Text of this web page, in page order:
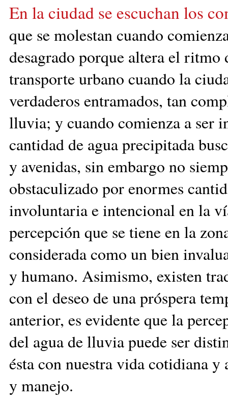
En la ciudad se escuchan los
que se molestan cuando
desagrado porque altera el
transporte urbano cuando la
verdaderos entramados, tan
lluvia; y cuando comienza a ser
cantidad de agua precipitada
y avenidas, sin embargo no
obstaculizado por enormes
involuntaria e intencional en la
percepción que se tiene en la
considerada como un bien
y humano. Asimismo, existen
con el deseo de una próspera
anterior, es evidente que la
del agua de lluvia puede ser
ésta con nuestra vida cotidiana
y manejo.